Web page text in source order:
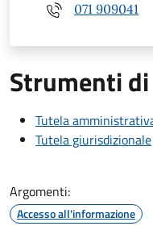
071 909041
Strumenti
Tutela
Tutela giurisdizionale
Argomenti:
Accesso all'informazione